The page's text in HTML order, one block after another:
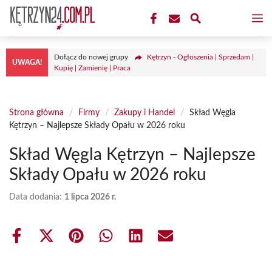
Przejdź
treści
UWAGA!
Dołącz do nowej grupy
Kętrzyn - Ogłoszenia | Sprzedam |
Kupię | Zamienię | Praca
Strona główna / Firmy / Zakupy i Handel /
Skład Węgla
Kętrzyn – Najlepsze Składy Opału w 2026 roku
Skład Węgla Kętrzyn – Najlepsze
Składy Opału w 2026 roku
Data dodania: 1 lipca 2026 r.
Share
Share Share Share Share Share